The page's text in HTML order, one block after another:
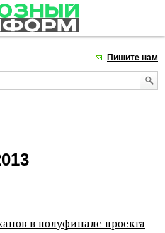
Пишите нам
в полуфинале проекта